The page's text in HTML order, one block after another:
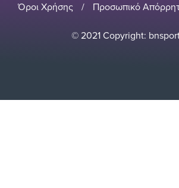
Όροι Χρήσης / Προσωπικό
© 2021 Copyright: